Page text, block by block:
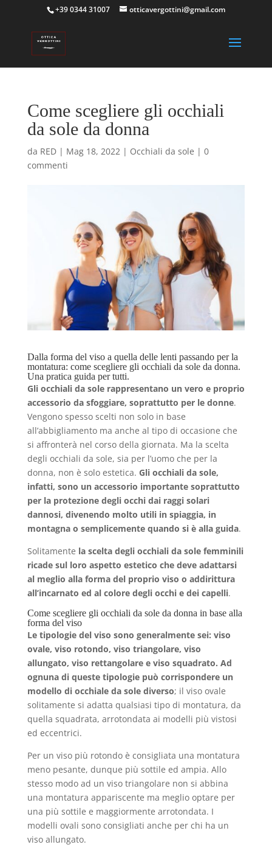
+39 0344 31007 otticavergottini@gmail.com
Come scegliere gli occhiali
da sole da donna
da RED| Mag 18, 2022| Occhiali da sole | 0
commenti
Dalla forma del viso a quella delle lenti passando per la
montatura: come scegliere gli occhiali da sole da donna.
Una pratica guida per tutti.
Gli occhiali da sole rappresentano un vero e proprio
accessorio da sfoggiare, soprattutto per le donne.
Vengono spesso scelti non solo in base
all’abbigliamento ma anche al tipo di occasione che
si affronterà nel corso della giornata. Ma la scelta
degli occhiali da sole, sia per l’uomo che per la
donna, non è solo estetica. Gli occhiali da sole,
infatti, sono un accessorio importante soprattutto
per la protezione degli occhi dai raggi solari
dannosi, divenendo molto utili in spiaggia, in
montagna o semplicemente quando si è alla guida.
Solitamente la scelta degli occhiali da sole femminili
ricade sul loro aspetto estetico che deve adattarsi
al meglio alla forma del proprio viso o addirittura
all’incarnato ed al colore degli occhi e dei capelli.
Come scegliere gli occhiali da sole da donna in base alla
forma del viso
Le tipologie del viso sono generalmente sei: viso
ovale, viso rotondo, viso triangolare, viso
allungato, viso rettangolare e viso squadrato. Ad
ognuna di queste tipologie può corrispondere un
modello di occhiale da sole diverso; il viso ovale
solitamente si adatta qualsiasi tipo di montatura, da
quella squadrata, arrotondata ai modelli più vistosi
ed eccentrici.
Per un viso più rotondo è consigliata una montatura
meno pesante, dunque più sottile ed ampia. Allo
stesso modo ad un viso triangolare non si abbina
una montatura appariscente ma meglio optare per
una più sottile e maggiormente arrotondata. I
modelli ovali sono consigliati anche per chi ha un
viso allungato.